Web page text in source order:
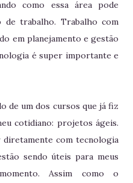
como essa área pode
de trabalho. Trabalho com
em planejamento e gestão
é super importante e
de um dos cursos que já fiz
cotidiano: projetos ágeis.
diretamente com tecnologia
sendo úteis para meus
Assim como o